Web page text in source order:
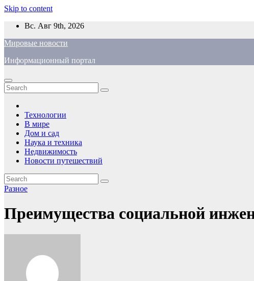
Skip to content
Вс. Авг 9th, 2026
Мировые новости
Информационный портал
Технологии
В мире
Дом и сад
Наука и техника
Недвижимость
Новости путешествий
Разное
Преимущества социальной